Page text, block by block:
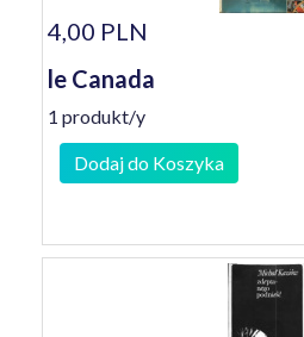
4,00 PLN
le Canada
1 produkt/y
Dodaj do Koszyka